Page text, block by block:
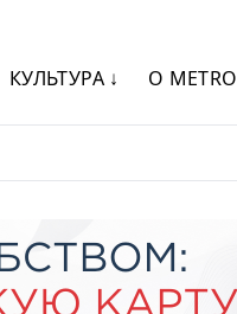
КУЛЬТУРА ↓ О METRO